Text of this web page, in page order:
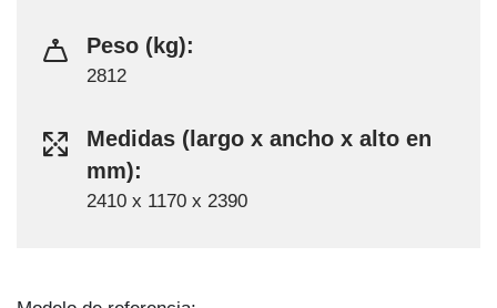
Peso (kg):
2812
Medidas (largo x ancho x alto en
mm):
2410 x 1170 x 2390